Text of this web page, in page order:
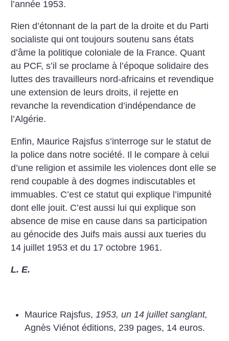
l’année 1953.
Rien d’étonnant de la part de la droite et du Parti
socialiste qui ont toujours soutenu sans états
d’âme la politique coloniale de la France. Quant
au PCF, s’il se proclame à l’époque solidaire des
luttes des travailleurs nord-africains et revendique
une extension de leurs droits, il rejette en
revanche la revendication d’indépendance de
l’Algérie.
Enfin, Maurice Rajsfus s’interroge sur le statut de
la police dans notre société. Il le compare à celui
d’une religion et assimile les violences dont elle se
rend coupable à des dogmes indiscutables et
immuables. C’est ce statut qui explique l’impunité
dont elle jouit. C’est aussi lui qui explique son
absence de mise en cause dans sa participation
au génocide des Juifs mais aussi aux tueries du
14 juillet 1953 et du 17 octobre 1961.
L. E.
Maurice Rajsfus, 1953, un 14 juillet sanglant,
Agnès Viénot éditions, 239 pages, 14 euros.